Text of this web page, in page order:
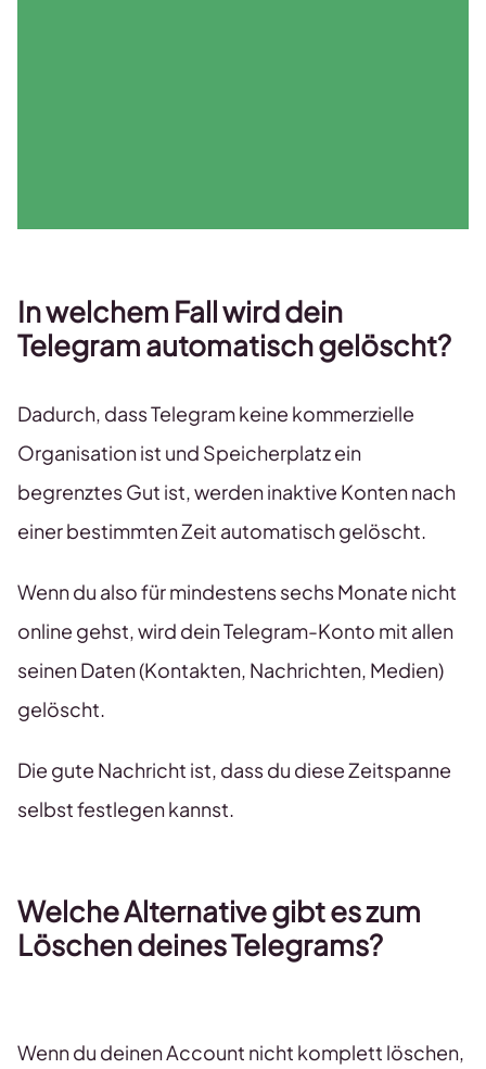
In welchem Fall wird dein
Telegram automatisch gelöscht?
Dadurch, dass Telegram keine kommerzielle
Organisation ist und Speicherplatz ein
begrenztes Gut ist, werden inaktive Konten nach
einer bestimmten Zeit automatisch gelöscht.
Wenn du also für mindestens sechs Monate nicht
online gehst, wird dein Telegram-Konto mit allen
seinen Daten (Kontakten, Nachrichten, Medien)
gelöscht.
Die gute Nachricht ist, dass du diese Zeitspanne
selbst festlegen kannst.
Welche Alternative gibt es zum
Löschen deines Telegrams?
Wenn du deinen Account nicht komplett löschen,